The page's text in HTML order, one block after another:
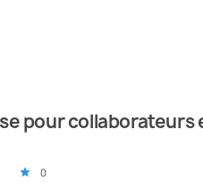
pour
star 0